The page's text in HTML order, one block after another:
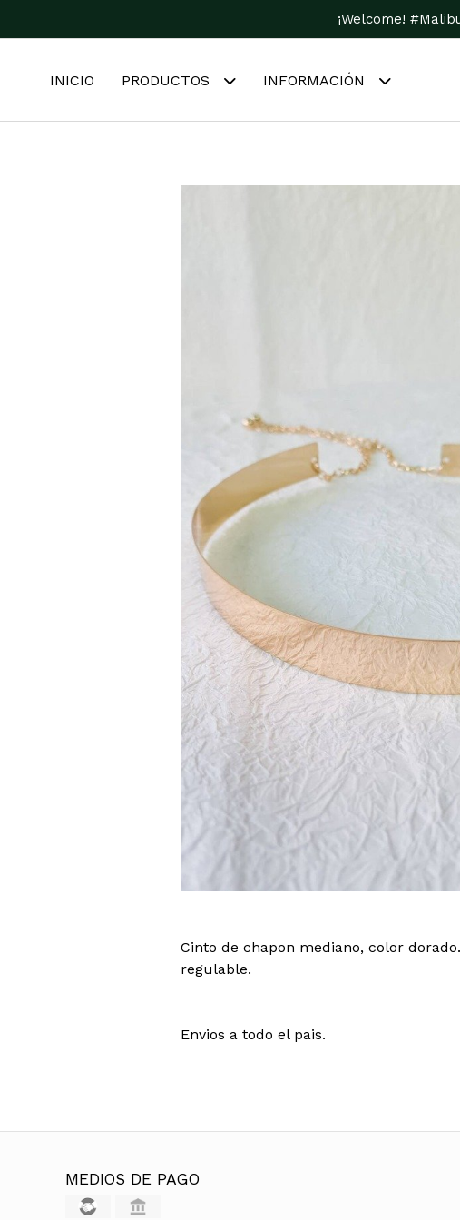
¡Welcome!
INICIO PRODUCTOS INFORMACIÓN
Cinto de chapon mediano, color
regulable.
Envios a todo el pais.
MEDIOS DE PAGO